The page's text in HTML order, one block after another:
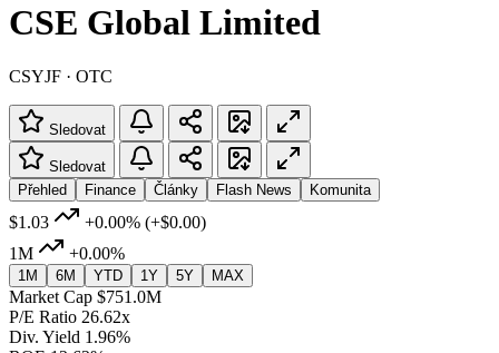
CSE Global Limited
CSYJF · OTC
Sledovat
Sledovat
Přehled
Finance Články Flash News Komunita
$1.03 +0.00% (+$0.00)
1M
+0.00%
1M 6M YTD 1Y 5Y MAX
Market Cap $751.0M
P/E Ratio 26.62x
Div. Yield 1.96%